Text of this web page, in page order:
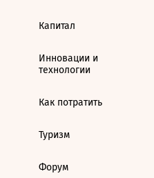
Капитал
Инновации и
технологии
Как потратить
Туризм
Форум